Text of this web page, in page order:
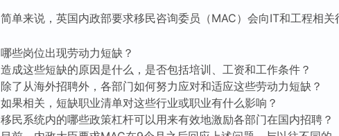
简单来说，英国内政部要求移民咨询委员（MAC）会向IT和工程相关
哪些岗位出现劳动力短缺？
造成这些短缺的原因是什么，是否包括培训、工资和工作条件？
除了从海外招聘外，各部门如何努力应对和适应这些劳动力短缺？
如果相关，短缺职业清单对这些行业或职业有什么影响？
移民系统内的哪些政策杠杆可以用来有效地激励各部门在国内招聘？